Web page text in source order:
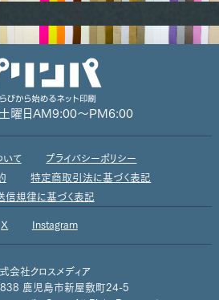
曜日 AM9:00～PM6:00
て
プライバシーポリシー
特定商取引法に基づく表記
信規律に基づく表記
X Instagram
会社クロスメディア
鹿児島市新屋敷町24-5